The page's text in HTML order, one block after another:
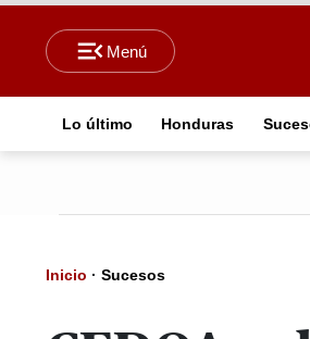
Lo último Honduras
Inicio · Sucesos